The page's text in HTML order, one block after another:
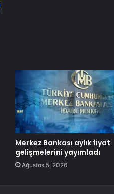
Merkez Bankası aylık fiyat
gelişmelerini yayımladı
Ağustos 5, 2026